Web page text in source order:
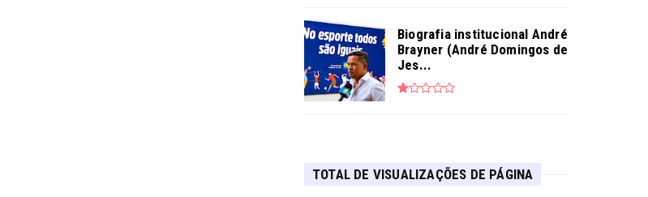
Biografia institucional André
Brayner (André Domingos de
Jes...
TOTAL DE VISUALIZAÇÕES DE PÁGINA